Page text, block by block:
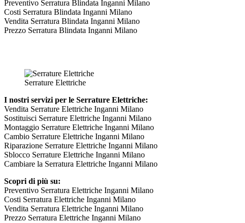
Preventivo Serratura Blindata Inganni Milano
Costi Serratura Blindata Inganni Milano
Vendita Serratura Blindata Inganni Milano
Prezzo Serratura Blindata Inganni Milano
Serrature Elettriche
I nostri servizi per le Serrature Elettriche:
Vendita Serrature Elettriche Inganni Milano
Sostituisci Serrature Elettriche Inganni Milano
Montaggio Serrature Elettriche Inganni Milano
Cambio Serrature Elettriche Inganni Milano
Riparazione Serrature Elettriche Inganni Milano
Sblocco Serrature Elettriche Inganni Milano
Cambiare la Serratura Elettriche Inganni Milano
Scopri di più su:
Preventivo Serratura Elettriche Inganni Milano
Costi Serratura Elettriche Inganni Milano
Vendita Serratura Elettriche Inganni Milano
Prezzo Serratura Elettriche Inganni Milano